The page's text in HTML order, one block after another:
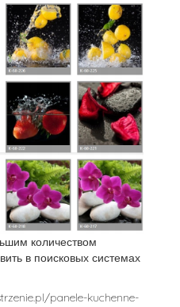
количеством
в поисковых системах
panele-kuchenne-